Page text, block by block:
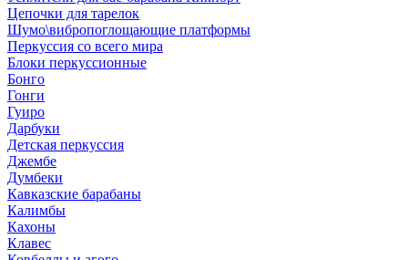
Цепочки для тарелок
Шумо\вибропоглощающие платформы
Перкуссия со всего мира
Блоки перкуссионные
Бонго
Гонги
Гуиро
Дарбуки
Детская перкуссия
Джембе
Думбеки
Кавказские барабаны
Калимбы
Кахоны
Клавес